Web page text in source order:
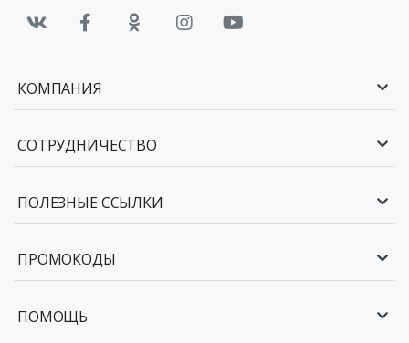
КОМПАНИЯ
СОТРУДНИЧЕСТВО
ПОЛЕЗНЫЕ ССЫЛКИ
ПРОМОКОДЫ
ПОМОЩЬ